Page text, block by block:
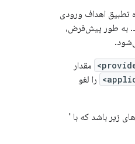
تطبیق اهداف ورودی
به طور پیش‌فرض،
مقدار
را لغو
زیر باشد که با '